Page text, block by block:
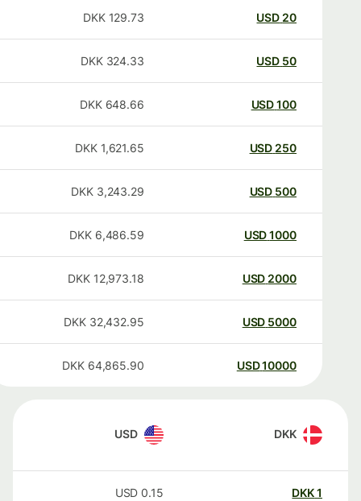
20
USD
129.73
DKK
50
USD
324.33
DKK
100
USD
648.66
DKK
250
USD
1,621.65
DKK
500
USD
3,243.29
DKK
1000
USD
6,486.59
DKK
2000
USD
12,973.18
DKK
5000
USD
32,432.95
DKK
10000
USD
64,865.90
DKK
DKK
USD
DKK
0.15
USD